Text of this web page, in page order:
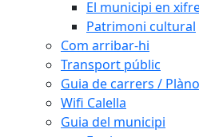
El municipi en
Patrimoni cultural
Com arribar-hi
Transport públic
Guia de carrers /
Wifi Calella
Guia del municipi